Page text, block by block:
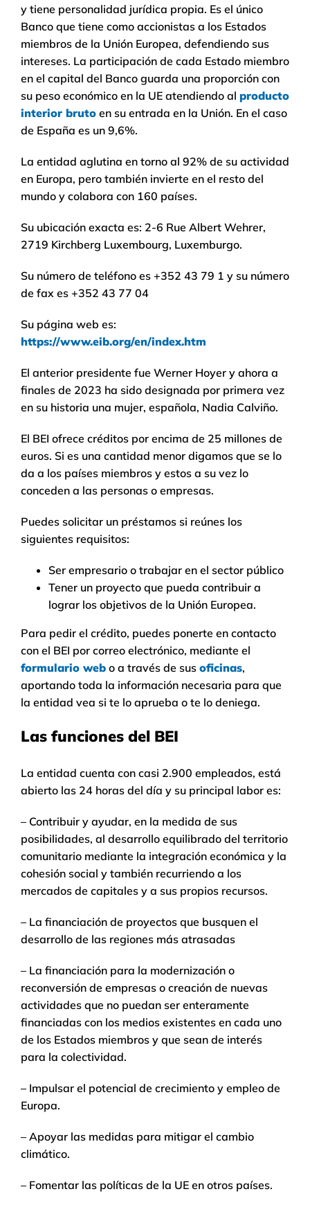
y tiene personalidad jurídica propia. Es el único
Banco que tiene como accionistas a los Estados
miembros de la Unión Europea, defendiendo sus
intereses. La participación de cada Estado miembro
en el capital del Banco guarda una proporción con
su peso económico en la UE atendiendo al producto
interior bruto en su entrada en la Unión. En el caso
de España es un 9,6%.
La entidad aglutina en torno al 92% de su actividad
en Europa, pero también invierte en el resto del
mundo y colabora con 160 países.
Su ubicación exacta es: 2-6 Rue Albert Wehrer,
2719 Kirchberg Luxembourg, Luxemburgo.
Su número de teléfono es +352 43 79 1 y su número
de fax es +352 43 77 04
Su página web es:
https://www.eib.org/en/index.htm
El anterior presidente fue Werner Hoyer y ahora a
finales de 2023 ha sido designada por primera vez
en su historia una mujer, española, Nadia Calviño.
El BEI ofrece créditos por encima de 25 millones de
euros. Si es una cantidad menor digamos que se lo
da a los países miembros y estos a su vez lo
conceden a las personas o empresas.
Puedes solicitar un préstamos si reúnes los
siguientes requisitos:
Ser empresario o trabajar en el sector público
Tener un proyecto que pueda contribuir a
lograr los objetivos de la Unión Europea.
Para pedir el crédito, puedes ponerte en contacto
con el BEI por correo electrónico, mediante el
formulario web o a través de sus oficinas,
aportando toda la información necesaria para que
la entidad vea si te lo aprueba o te lo deniega.
Las funciones del BEI
La entidad cuenta con casi 2.900 empleados, está
abierto las 24 horas del día y su principal labor es:
– Contribuir y ayudar, en la medida de sus
posibilidades, al desarrollo equilibrado del territorio
comunitario mediante la integración económica y la
cohesión social y también recurriendo a los
mercados de capitales y a sus propios recursos.
– La financiación de proyectos que busquen el
desarrollo de las regiones más atrasadas
– La financiación para la modernización o
reconversión de empresas o creación de nuevas
actividades que no puedan ser enteramente
financiadas con los medios existentes en cada uno
de los Estados miembros y que sean de interés
para la colectividad.
– Impulsar el potencial de crecimiento y empleo de
Europa.
– Apoyar las medidas para mitigar el cambio
climático.
– Fomentar las políticas de la UE en otros países.